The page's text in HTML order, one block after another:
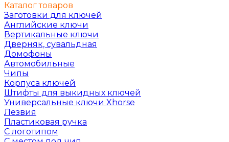
Каталог товаров
Заготовки для ключей
Английские ключи
Вертикальные ключи
Дверняк, сувальдная
Домофоны
Автомобильные
Чипы
Корпуса ключей
Штифты для выкидных ключей
Универсальные ключи Xhorse
Лезвия
Пластиковая ручка
С логотипом